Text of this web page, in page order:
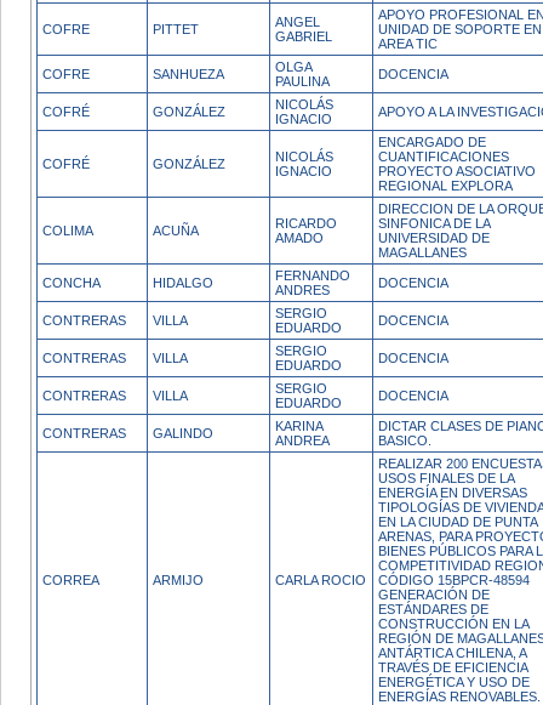
COFRE PITTET
ANGEL
GABRIEL
APOYO PROFESIONAL
UNIDAD DE SOPORTE
AREA TIC
COFRE SANHUEZA
OLGA
PAULINA
DOCENCIA
COFRÉ GONZÁLEZ
NICOLÁS
IGNACIO
APOYO A LA
COFRÉ GONZÁLEZ
NICOLÁS
IGNACIO
ENCARGADO DE
CUANTIFICACIONES
PROYECTO ASOCIATIVO
REGIONAL EXPLORA
COLIMA ACUÑA
RICARDO
AMADO
DIRECCION DE LA
SINFONICA DE LA
UNIVERSIDAD DE
MAGALLANES
CONCHA HIDALGO
FERNANDO
ANDRES
DOCENCIA
CONTRERAS VILLA
SERGIO
EDUARDO
DOCENCIA
CONTRERAS VILLA
SERGIO
EDUARDO
DOCENCIA
CONTRERAS VILLA
SERGIO
EDUARDO
DOCENCIA
CONTRERAS GALINDO
KARINA
ANDREA
DICTAR CLASES DE
BASICO.
CORREA ARMIJO CARLA ROCIO
REALIZAR 200
USOS FINALES DE LA
ENERGÍA EN DIVERSAS
TIPOLOGÍAS DE
EN LA CIUDAD DE PUNTA
ARENAS, PARA
BIENES PÚBLICOS PARA
COMPETITIVIDAD
CÓDIGO 15BPCR-48594
GENERACIÓN DE
ESTÁNDARES DE
CONSTRUCCIÓN EN LA
REGIÓN DE
ANTÁRTICA CHILENA, A
TRAVÉS DE EFICIENCIA
ENERGÉTICA Y USO DE
ENERGÍAS RENOVABLES.